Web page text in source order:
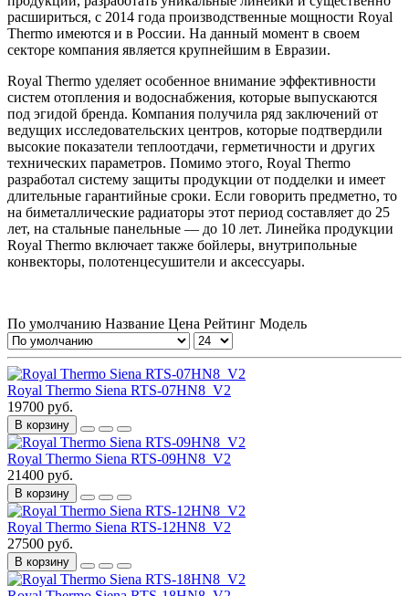
расшириться, с 2014 года производственные мощности Royal
Thermo имеются и в России. На данный момент в своем
секторе компания является крупнейшим в Евразии.
Royal Thermo уделяет особенное внимание эффективности
систем отопления и водоснабжения, которые выпускаются
под эгидой бренда. Компания получила ряд заключений от
ведущих исследовательских центров, которые подтвердили
высокие показатели теплоотдачи, герметичности и других
технических параметров. Помимо этого, Royal Thermo
разработал систему защиты продукции от подделки и имеет
длительные гарантийные сроки. Если говорить предметно, то
на биметаллические радиаторы этот период составляет до 25
лет, на стальные панельные — до 10 лет. Линейка продукции
Royal Thermo включает также бойлеры, внутрипольные
конвекторы, полотенцесушители и аксессуары.
По умолчанию Название Цена Рейтинг Модель
Royal Thermo Siena RTS-07HN8_V2
19700 руб.
В корзину
Royal Thermo Siena RTS-09HN8_V2
21400 руб.
В корзину
Royal Thermo Siena RTS-12HN8_V2
27500 руб.
В корзину